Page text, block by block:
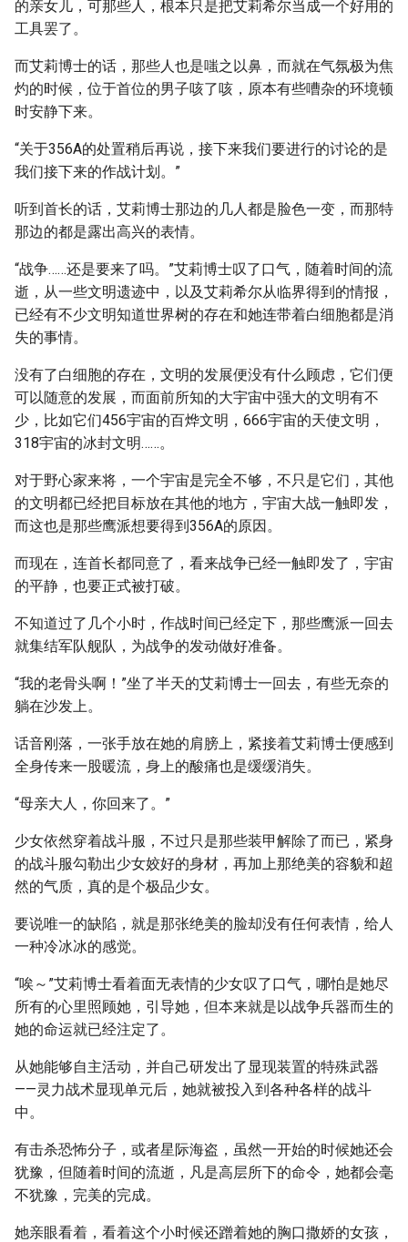
的亲女儿，可那些人，根本只是把艾莉希尔当成一个好用的
工具罢了。
而艾莉博士的话，那些人也是嗤之以鼻，而就在气氛极为焦
灼的时候，位于首位的男子咳了咳，原本有些嘈杂的环境顿
时安静下来。
“关于356A的处置稍后再说，接下来我们要进行的讨论的是
我们接下来的作战计划。”
听到首长的话，艾莉博士那边的几人都是脸色一变，而那特
那边的都是露出高兴的表情。
“战争……还是要来了吗。”艾莉博士叹了口气，随着时间的流
逝，从一些文明遗迹中，以及艾莉希尔从临界得到的情报，
已经有不少文明知道世界树的存在和她连带着白细胞都是消
失的事情。
没有了白细胞的存在，文明的发展便没有什么顾虑，它们便
可以随意的发展，而面前所知的大宇宙中强大的文明有不
少，比如它们456宇宙的百烨文明，666宇宙的天使文明，
318宇宙的冰封文明……。
对于野心家来将，一个宇宙是完全不够，不只是它们，其他
的文明都已经把目标放在其他的地方，宇宙大战一触即发，
而这也是那些鹰派想要得到356A的原因。
而现在，连首长都同意了，看来战争已经一触即发了，宇宙
的平静，也要正式被打破。
不知道过了几个小时，作战时间已经定下，那些鹰派一回去
就集结军队舰队，为战争的发动做好准备。
“我的老骨头啊！”坐了半天的艾莉博士一回去，有些无奈的
躺在沙发上。
话音刚落，一张手放在她的肩膀上，紧接着艾莉博士便感到
全身传来一股暖流，身上的酸痛也是缓缓消失。
“母亲大人，你回来了。”
少女依然穿着战斗服，不过只是那些装甲解除了而已，紧身
的战斗服勾勒出少女姣好的身材，再加上那绝美的容貌和超
然的气质，真的是个极品少女。
要说唯一的缺陷，就是那张绝美的脸却没有任何表情，给人
一种冷冰冰的感觉。
“唉～”艾莉博士看着面无表情的少女叹了口气，哪怕是她尽
所有的心里照顾她，引导她，但本来就是以战争兵器而生的
她的命运就已经注定了。
从她能够自主活动，并自己研发出了显现装置的特殊武器
——灵力战术显现单元后，她就被投入到各种各样的战斗
中。
有击杀恐怖分子，或者星际海盗，虽然一开始的时候她还会
犹豫，但随着时间的流逝，凡是高层所下的命令，她都会毫
不犹豫，完美的完成。
她亲眼看着，看着这个小时候还蹭着她的胸口撒娇的女孩，